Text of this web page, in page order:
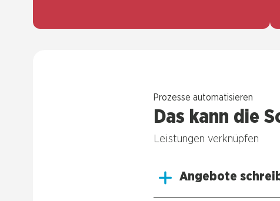
Pro­zes­se auto­ma­ti­sie­ren
Das kann die
Leis­tun­gen ver­knüp­fen
Ange­bo­te